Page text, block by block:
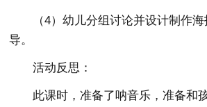
（4）幼儿分组讨论并设计制作
导。
活动反思：
此课时，准备了呐音乐，准备和